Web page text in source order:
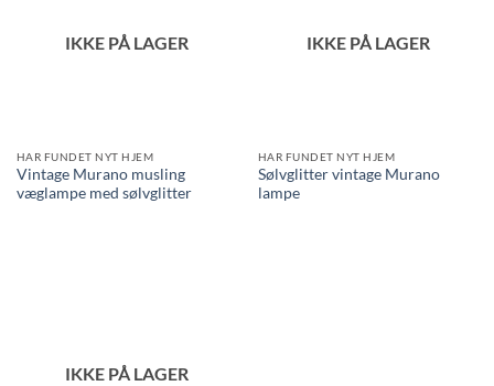
IKKE PÅ LAGER
HAR FUNDET NYT HJEM
Vintage Murano musling
væglampe med sølvglitter
IKKE PÅ LAGER
HAR FUNDET NYT HJEM
Sølvglitter vintage Murano
lampe
IKKE PÅ LAGER